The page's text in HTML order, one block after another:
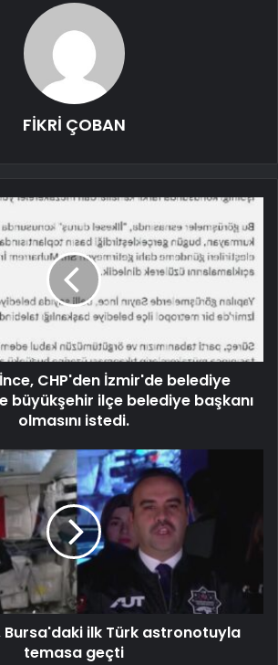
FİKRİ ÇOBAN
CHP'den İzmir'de belediye
büyükşehir ilçe belediye başkanı
olmasını istedi.
Bursa'daki ilk Türk astronotuyla
temasa geçti